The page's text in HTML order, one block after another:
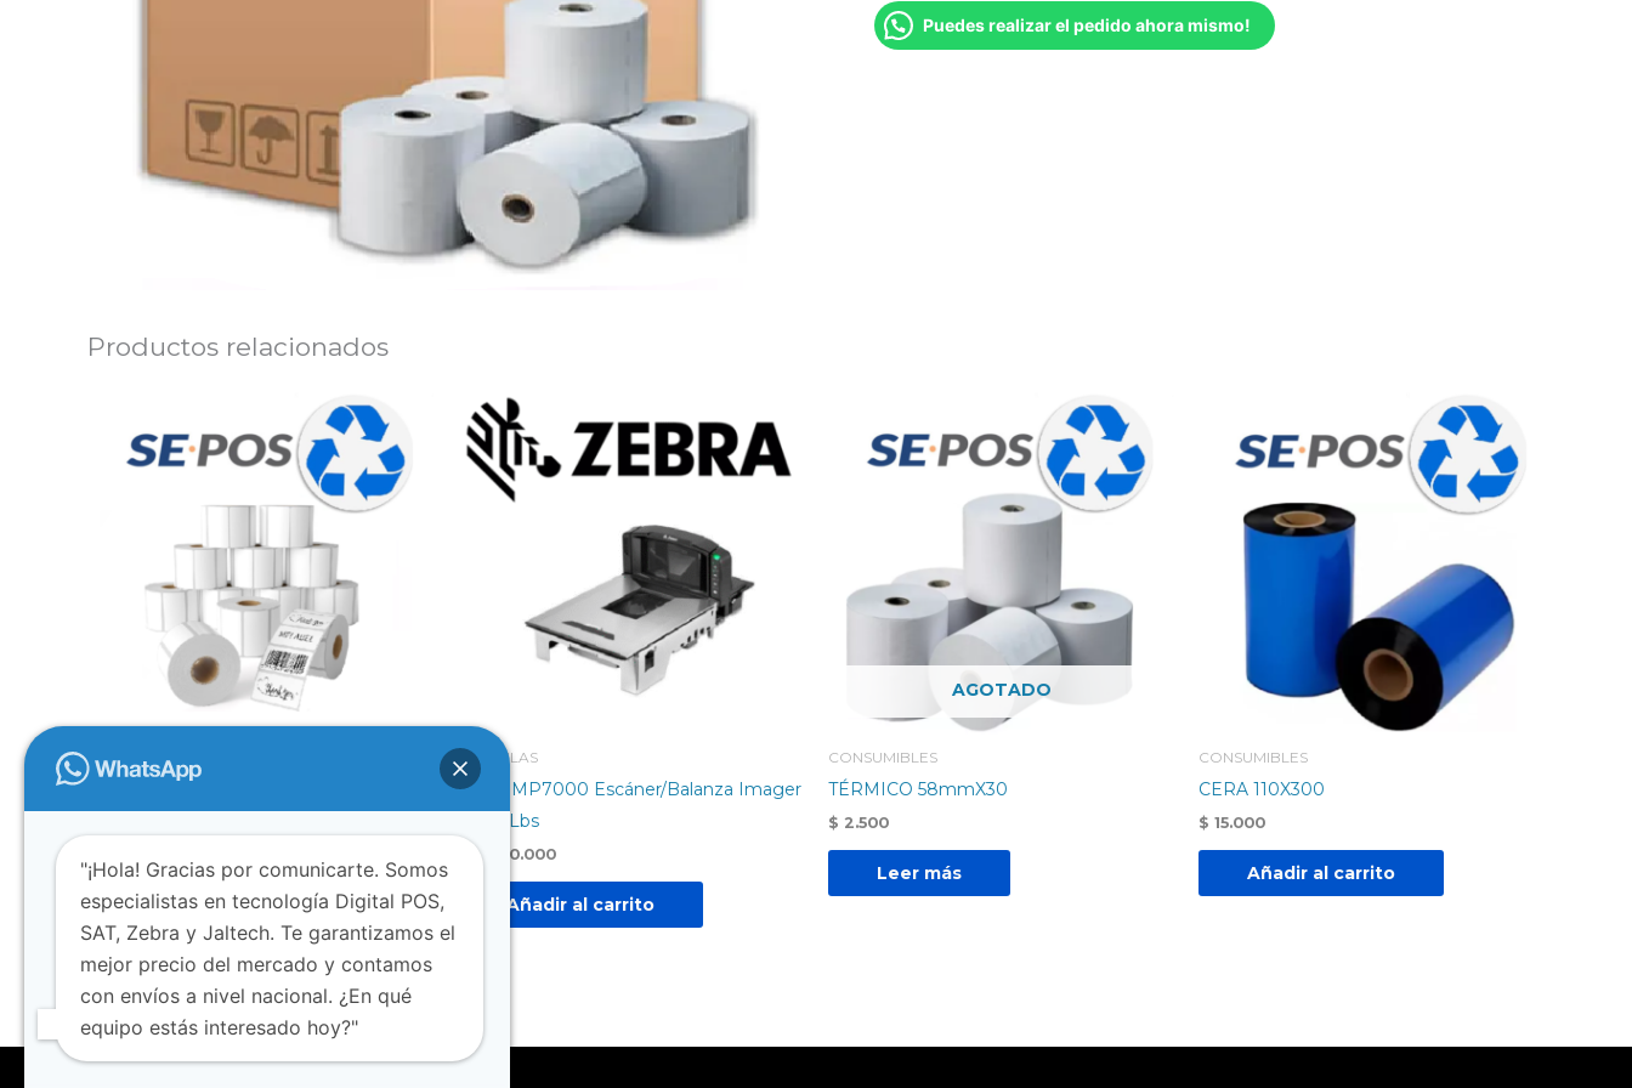
Puedes realizar el pedido ahora mismo!
Productos relacionados
CONSUMIBLES
Añadir al carrito
BASCULAS
Zebra MP7000 Escáner/Balanza Imager
2D 30Lbs
4.500.000
Añadir al carrito
AGOTADO
CONSUMIBLES
TÉRMICO 58mmX30
$ 2.500
Leer más
CONSUMIBLES
CERA 110X300
$ 15.000
Añadir al carrito
"¡Hola! Gracias por comunicarte. Somos
especialistas en tecnología Digital POS,
SAT, Zebra y Jaltech. Te garantizamos el
mejor precio del mercado y contamos
con envíos a nivel nacional. ¿En qué
equipo estás interesado hoy?"